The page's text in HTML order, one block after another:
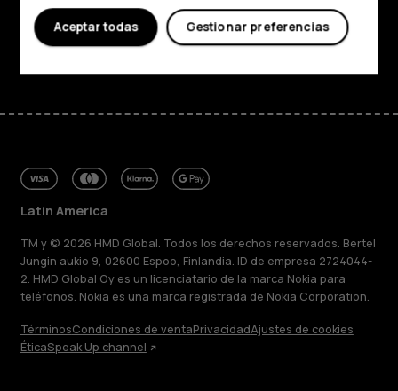
Soporte
FacebookInstagram
TiktokYoutubeLinkedinDiscord
Latin America
TM y © 2026 HMD Global. Todos los derechos reservados. Bertel
Jungin aukio 9, 02600 Espoo, Finlandia. ID de empresa 2724044-
2. HMD Global Oy es un licenciatario de la marca Nokia para
teléfonos. Nokia es una marca registrada de Nokia Corporation.
TérminosCondiciones de ventaPrivacidadAjustes de cookies
ÉticaSpeak Up channel
Gestionar preferencias
Aceptar todas